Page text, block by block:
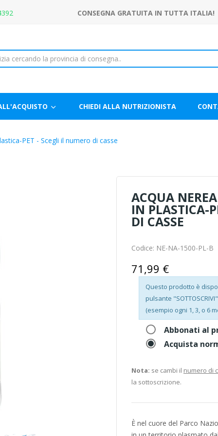
CONSEGNA GRATUITA IN TUTTA ITALIA!
CHIEDI ALLA NUTRIZIONISTA
PET - Scegli il numero di casse
ACQUA
IN PLASTICA-
DI CASSE
Codice: NE-NA-1500-PL-B
71,99 €
Questo prodotto è
pulsante
(esempio ogni 1, 3, o 6
Abbonati al
Acquista
Nota: se cambi il numero di
la sottoscrizione.
È nel cuore del Parco